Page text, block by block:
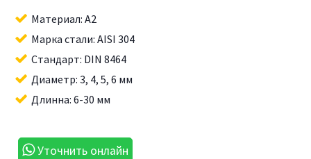
Материал: A2
Марка стали: AISI 304
Стандарт: DIN 8464
Диаметр: 3, 4, 5, 6 мм
Длинна: 6-30 мм
Уточнить онлайн